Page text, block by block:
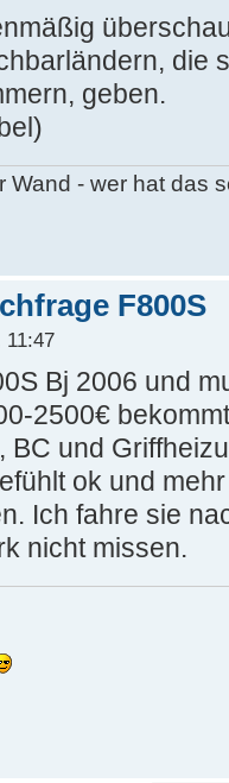
die
geben.
Wand - wer hat das
F800S
11:47
Bj 2006 und
2500€
BC und
ok und
Ich fahre sie
nicht missen.